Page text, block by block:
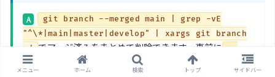
A
git branch --merged main | grep -vE
"^\*|main|master|develop" | xargs git branch
-d
でマージ済みをまとめて削除できます。事前に
--
merged
単独で対象一覧を確認してから実行してくださ
メニュー ホーム 検索 トップ サイドバー